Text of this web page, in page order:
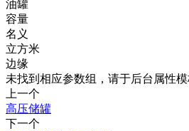
油罐
容量
名义
立方米
边缘
未找到相应参数组，请于后台属性
上一个
高压储罐
下一个